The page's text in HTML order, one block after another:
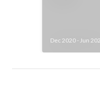
Dec 2020 - Jun